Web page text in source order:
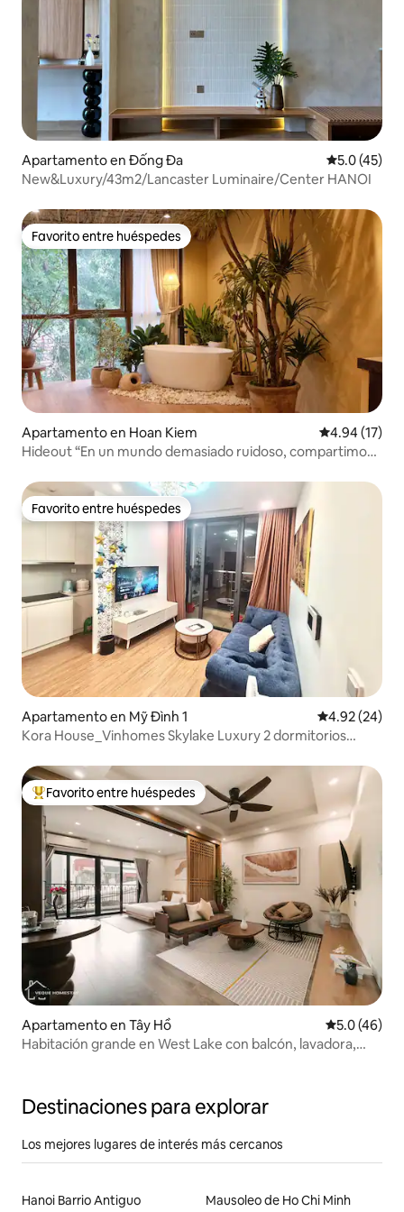
Apartamento en Đống Đa Calificación
5.0 (45)
New&Luxury/43m2/Lancaster Luminaire/Center HANOI
Favorito entre huéspedes
Favorito entre huéspedes
Apartamento en Hoan Kiem Calificación
4.94 (17)
Hideout “En un mundo demasiado ruidoso, compartimos
Favorito entre huéspedes
Favorito entre huéspedes
Apartamento en Mỹ Đình 1 Calificación
4.92 (24)
Kora House_Vinhomes Skylake Luxury 2 dormitorios
Favorito entre huéspedes preferido
Favorito entre huéspedes
Apartamento en Tây Hồ Calificación
5.0 (46)
Habitación grande en West Lake con balcón, lavadora,
Destinaciones para explorar
Los mejores lugares de interés más cercanos
Hanoi Barrio Antiguo Mausoleo de Ho Chi Minh